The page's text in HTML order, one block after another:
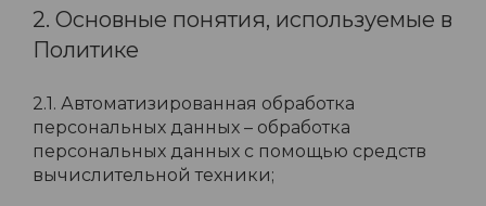
2. Основные понятия, используемые в
Политике
2.1. Автоматизированная обработка
персональных данных – обработка
персональных данных с помощью средств
вычислительной техники;